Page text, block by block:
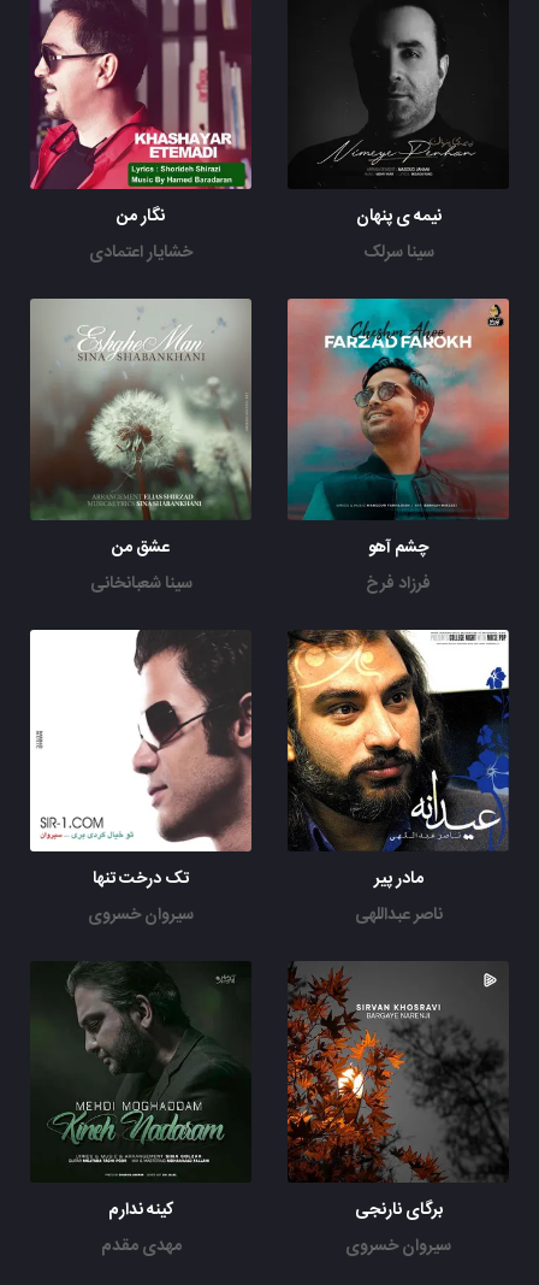
نیمه ی پنهان
سینا سرلک
نگار من
خشایار اعتمادی
چشم آهو
فرزاد فرخ
عشق من
سینا شعبانخانی
مادر پیر
ناصر عبداللهی
تک درخت تنها
سیروان خسروی
برگای نارنجی
سیروان خسروی
کینه ندارم
مهدی مقدم